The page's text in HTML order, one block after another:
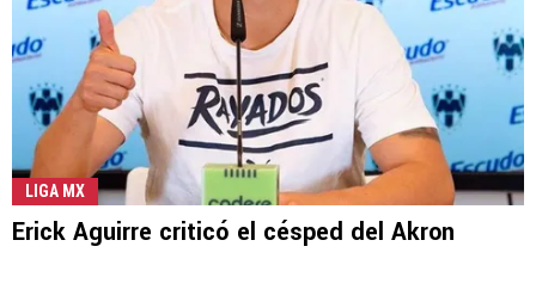
LIGA MX
Erick Aguirre criticó el césped del Akron